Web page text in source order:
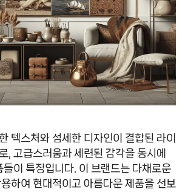
텍스처와 섬세한 디자인이 결합된 라이
, 고급스러움과 세련된 감각을 동시에
들이 특징입니다. 이 브랜드는 다채로운
하여 현대적이고 아름다운 제품을 선보